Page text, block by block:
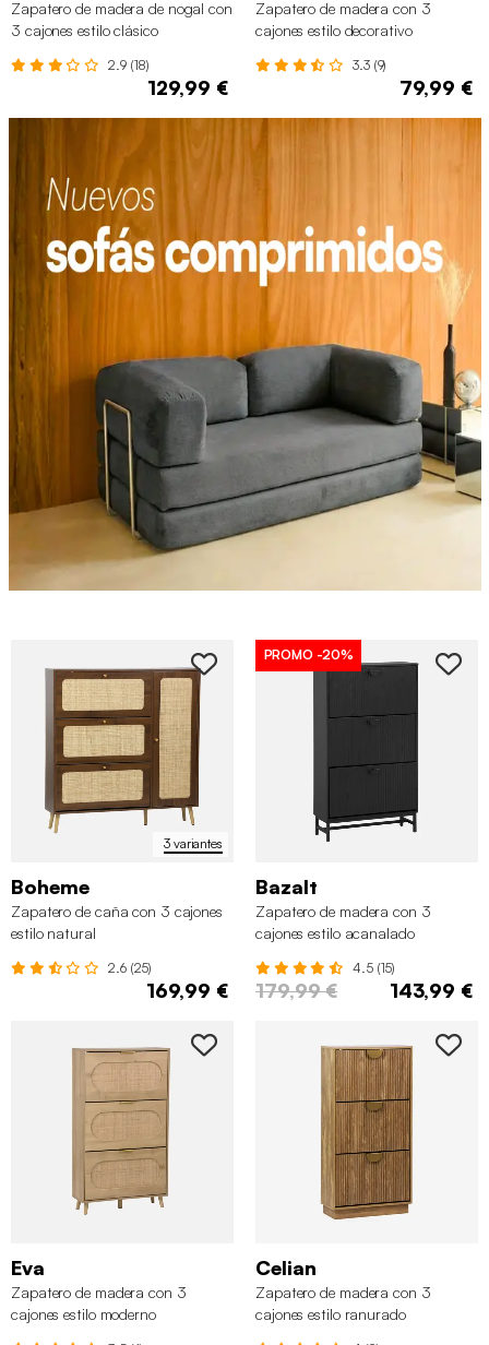
Zapatero de madera de nogal con
3 cajones estilo clásico
2.9 (18)
129,99 €
Zapatero de madera con 3
cajones estilo decorativo
3.3 (9)
79,99 €
3 variantes
Boheme
Zapatero de caña con 3 cajones
estilo natural
2.6 (25)
169,99 €
PROMO -20%
Bazalt
Zapatero de madera con 3
cajones estilo acanalado
4.5 (15)
179,99 € 143,99 €
Eva
Zapatero de madera con 3
cajones estilo moderno
Celian
Zapatero de madera con 3
cajones estilo ranurado